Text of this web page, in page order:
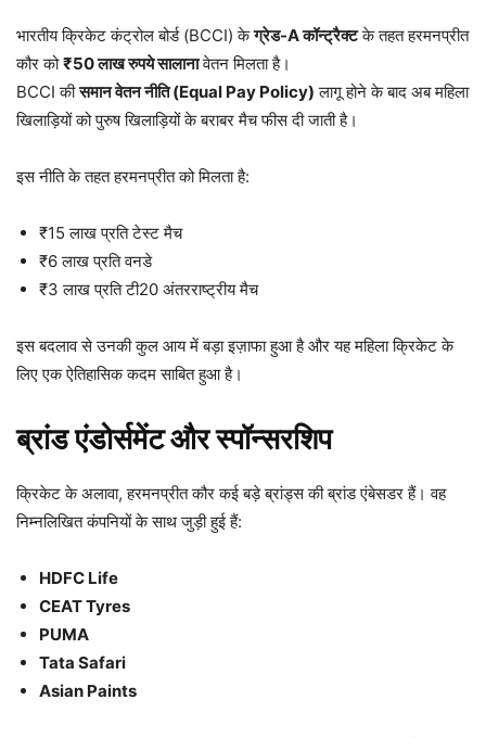
भारतीय क्रिकेट कंट्रोल बोर्ड (BCCI) केग्रेड-A कॉन्ट्रैक्टके तहत हरमनप्रीत
कौर को₹50 लाख रुपये सालानावेतन मिलता है।
BCCI कीसमान वेतन नीति (Equal Pay Policy) लागू होने के बाद अब महिला
खिलाड़ियों को पुरुष खिलाड़ियों के बराबर मैच फीस दी जाती है।
इस नीति के तहत हरमनप्रीत को मिलता है:
₹15 लाख प्रति टेस्ट मैच
₹6 लाख प्रति वनडे
₹3 लाख प्रति टी20 अंतरराष्ट्रीय मैच
इस बदलाव से उनकी कुल आय में बड़ा इज़ाफा हुआ है और यह महिला क्रिकेट के
लिए एक ऐतिहासिक कदम साबित हुआ है।
ब्रांड एंडोर्समेंट और स्पॉन्सरशिप
क्रिकेट के अलावा, हरमनप्रीत कौर कई बड़े ब्रांड्स की ब्रांड एंबेसडर हैं। वह
निम्नलिखित कंपनियों के साथ जुड़ी हुई हैं:
HDFC Life
CEAT Tyres
PUMA
Tata Safari
Asian Paints